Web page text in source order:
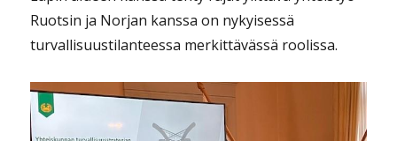
Ruotsin ja Norjan kanssa on nykyisessä
turvallisuustilanteessa merkittävässä roolissa.